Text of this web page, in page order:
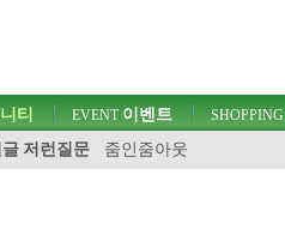
티
저런질문 줌인줌아웃
EVENT이벤트 SHOPPING